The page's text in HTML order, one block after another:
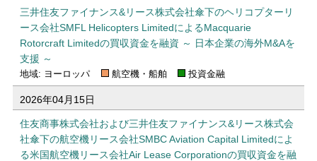
三井住友ファイナンス&リース株式会社傘下のヘリコプターリ
ース会社SMFL Helicopters LimitedによるMacquarie
Rotorcraft Limitedの買収資金を融資 ～ 日本企業の海外M&Aを
支援 ～
地域: ヨーロッパ 航空機・船舶 投資金融
2026年04月15日
住友商事株式会社および三井住友ファイナンス&リース株式会
社傘下の航空機リース会社SMBC Aviation Capital Limitedによ
る米国航空機リース会社Air Lease Corporationの買収資金を融